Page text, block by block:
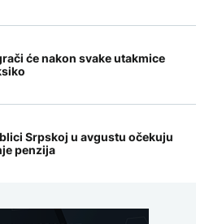
će nakon svake utakmice
Srpskoj u avgustu očekuju
penzija